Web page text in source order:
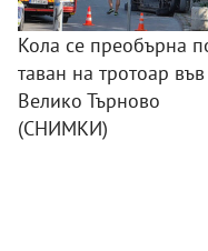
Кола се преобърна
таван на тротоар във
Велико Търново
(СНИМКИ)